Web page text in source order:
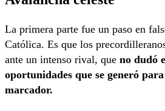
La primera parte fue un paso en
Católica. Es que los
ante un intenso rival, que no dudó
oportunidades que se generó
marcador.